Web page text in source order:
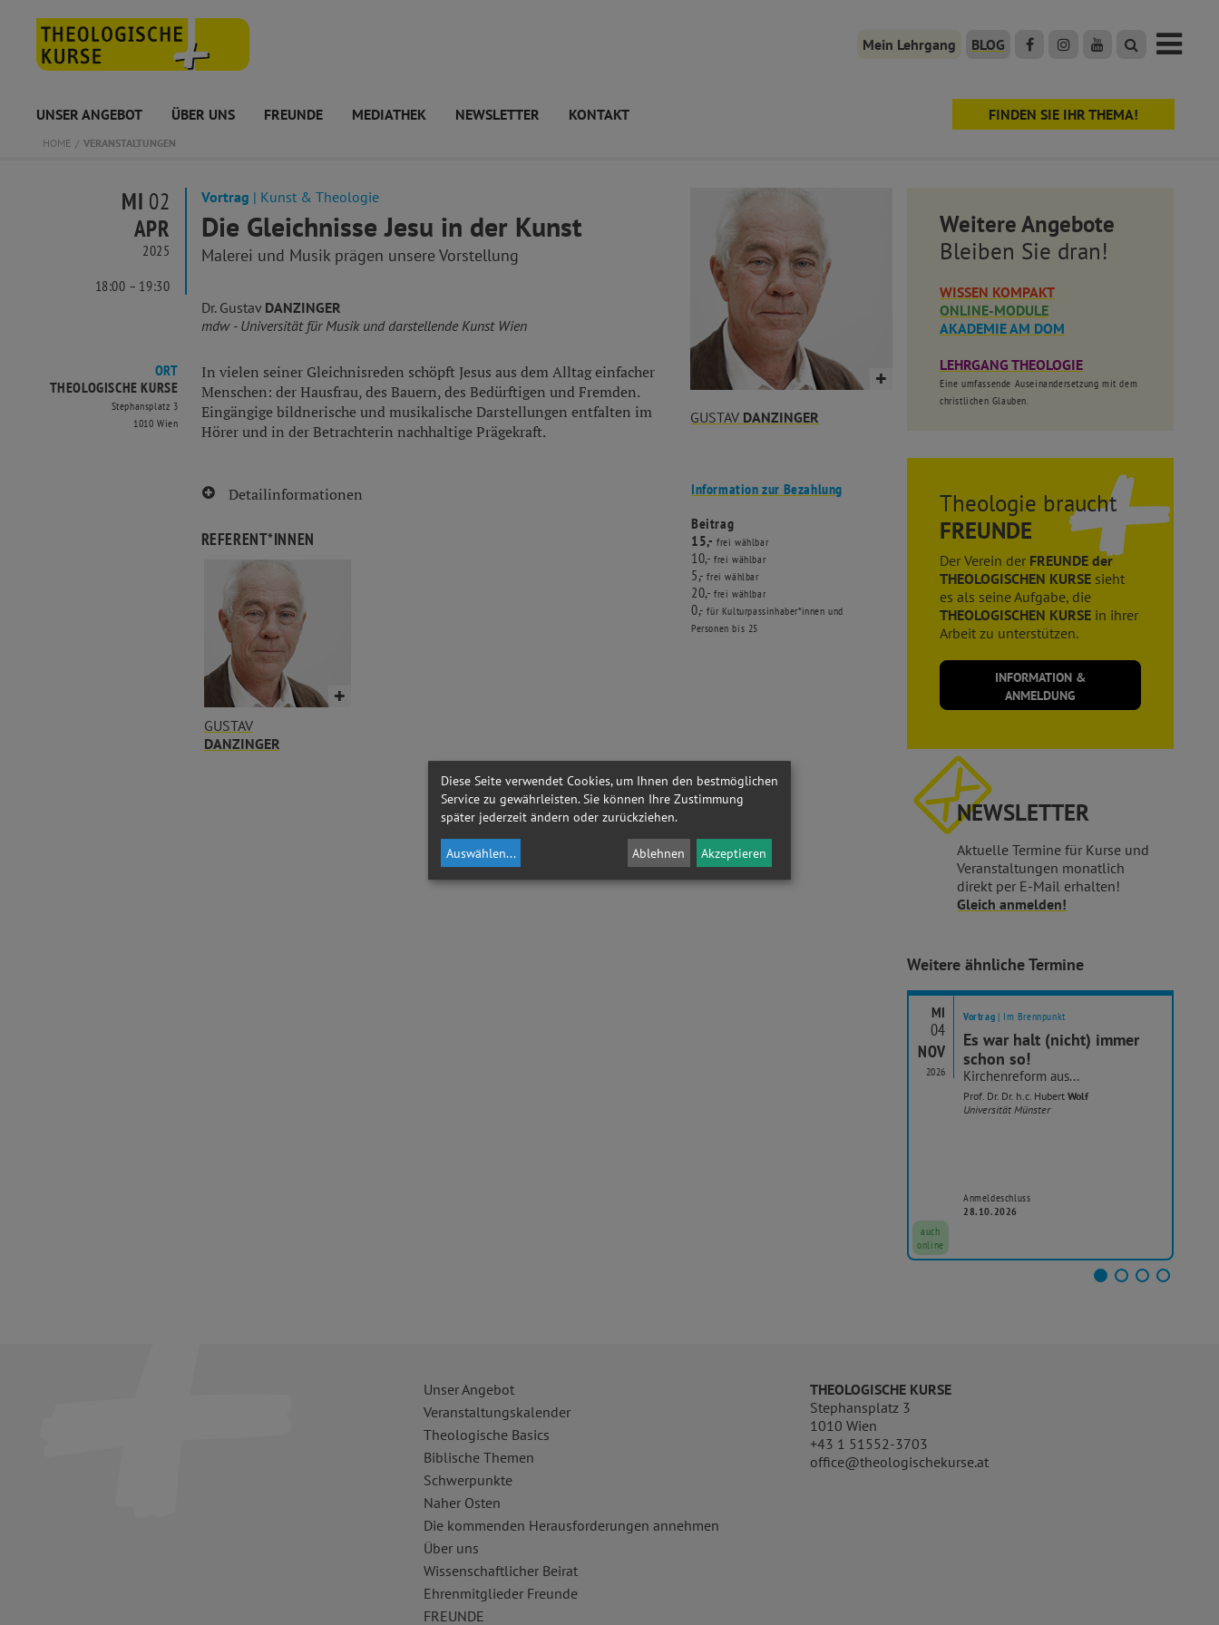
Mein Lehrgang BLOG
UNSER ANGEBOT ÜBER UNS FREUNDE MEDIATHEK NEWSLETTER KONTAKT FINDEN SIE IHR THEMA!
HOME VERANSTALTUNGEN
GUSTAV DANZINGER
Information zur Bezahlung
Beitrag
15,- frei wählbar
10,- frei wählbar
5,-frei wählbar
20,- frei wählbar
0,-für Kulturpassinhaber*innen und
Personen bis 25
MI 02
APR
2025
18:00 – 19:30
Vortrag | Kunst & Theologie
Die Gleichnisse Jesu in der Kunst
Malerei und Musik prägen unsere Vorstellung
Dr. Gustav DANZINGER
mdw - Universität für Musik und darstellende Kunst Wien
ORT
THEOLOGISCHE KURSE
Stephansplatz 3
1010 Wien
In vielen seiner Gleichnisreden schöpft Jesus aus dem Alltag einfacher
Menschen: der Hausfrau, des Bauern, des Bedürftigen und Fremden.
Eingängige bildnerische und musikalische Darstellungen entfalten im
Hörer und in der Betrachterin nachhaltige Prägekraft.
Detailinformationen
REFERENT*INNEN
GUSTAV
DANZINGER
Weitere Angebote
Bleiben Sie dran!
WISSEN KOMPAKT
ONLINE-MODULE
AKADEMIE AM DOM
LEHRGANG THEOLOGIE
Eine umfassende Auseinandersetzung mit dem
christlichen Glauben.
Theologie braucht
FREUNDE
Der Verein der FREUNDE der
THEOLOGISCHEN KURSE sieht
es als seine Aufgabe, die
THEOLOGISCHEN KURSE in ihrer
Arbeit zu unterstützen.
INFORMATION &
ANMELDUNG
NEWSLETTER
Aktuelle Termine für Kurse und
Veranstaltungen monatlich
direkt per E-Mail erhalten!
Gleich anmelden!
Weitere ähnliche Termine
MI
04
NOV
2026
Vortrag | Im Brennpunkt
Es war halt (nicht) immer
schon so!
Kirchenreform aus...
Prof. Dr. Dr. h.c. Hubert Wolf
Universität Münster
auch
online
Anmeldeschluss
28.10.2026
Unser Angebot
Veranstaltungskalender
Theologische Basics
Biblische Themen
Schwerpunkte
Naher Osten
Die kommenden Herausforderungen annehmen
Über uns
Wissenschaftlicher Beirat
Ehrenmitglieder Freunde
FREUNDE
THEOLOGISCHE KURSE
Stephansplatz 3
1010 Wien
+43 1 51552-3703
office@theologischekurse.at
Diese Seite verwendet Cookies, um Ihnen den bestmöglichen
Service zu gewährleisten. Sie können Ihre Zustimmung
später jederzeit ändern oder zurückziehen.
Auswählen... Ablehnen Akzeptieren